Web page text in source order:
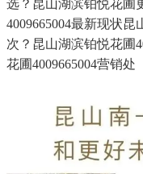
选？昆山湖滨铂悦花圃
4009665004最新现状
次？昆山湖滨铂悦花圃
花圃4009665004营销处